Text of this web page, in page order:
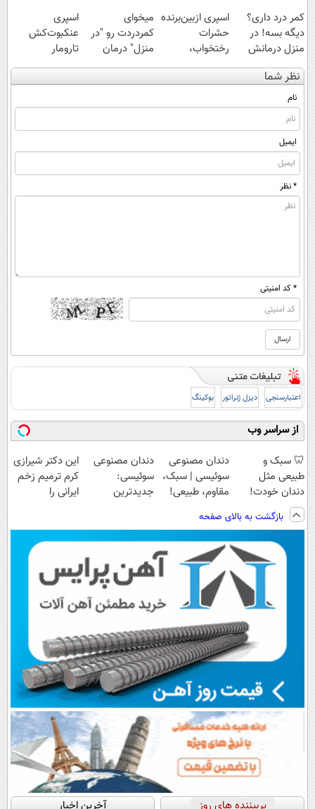
کمر درد داری؟
دیگه بسه! در
منزل درمانش
کن
(◀پرسش‌نامه)
اسپری ازبین‌برنده
حشرات
رختخواب،
مناسب برای
مقابله با انواع
میخوای
کمردردت رو "در
منزل" درمان
کنی؟ (◂فیلم +
◂پرسش‌نامه)
اسپری
عنکبوت‌‌کش
تارومار
ازبین‌برنده انواع
عنکبوت
نظر شما
نام
ایمیل
* نظر
* کد امنیتی
اعتبارسنجی دیزل ژنراتور بوکینگ
از سراسر وب
🦷 سبک و
طبیعی مثل
دندان خودت!
نصب آسان و
پرداخت اقساطی
💳 📍 تهران
دندان مصنوعی
سوئیسی | سبک،
مقاوم، طبیعی!
رایگان+پرداخت
اقساطی😍
دندان مصنوعی
سوئیسی:
جدیدترین
پرداخت قسطی
این دکتر شیرازی
کرم ترمیم زخم
ایرانی را
بازگشت به بالای صفحه
پربیننده های روز آخرین اخبار